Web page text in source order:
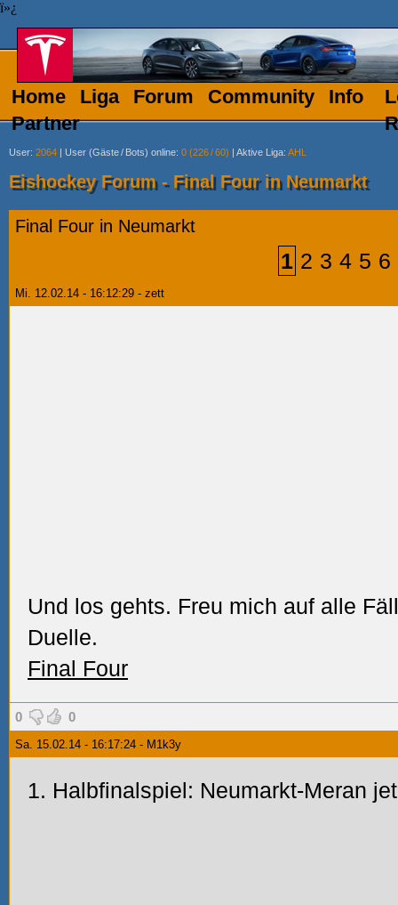
ï»¿
Home Liga Forum Community
Info
Partner
User: 2064 | User (Gäste/ Bots) online: 0 (226/60) | Aktive Liga: AHL
Eishockey Forum - Final Four in Neumarkt
Final Four in Neumarkt
1 2 3 4 5 6
Mi. 12.02.14 - 16:12:29 - zett
Und los gehts. Freu mich auf alle
Duelle.
Final Four
0 0
Sa. 15.02.14 - 16:17:24 - M1k3y
1. Halbfinalspiel: Neumarkt-Meran